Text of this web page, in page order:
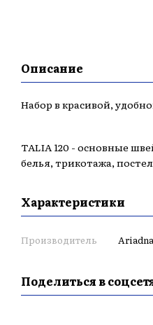
Описание
Набор в красивой,
TALIA 120 - основные
белья, трикотажа,
Характеристики
Производитель Ariadna
Поделиться в